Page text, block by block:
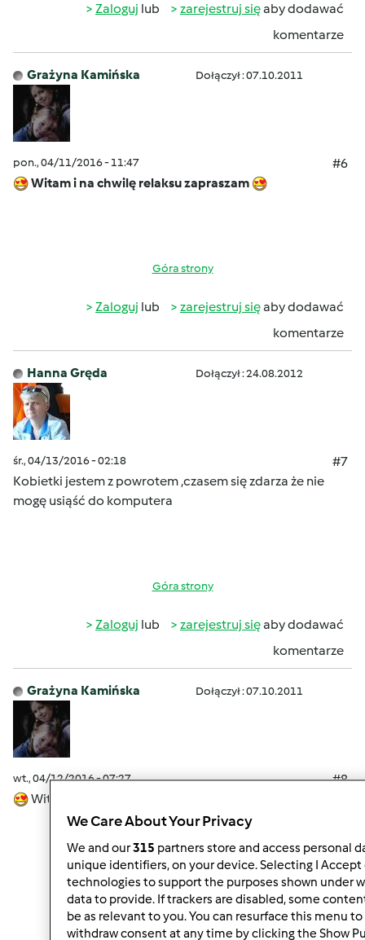
Zaloguj lub zarejestruj sięaby dodawać
komentarze
Grażyna Kamińska Dołączył : 07.10.2011
pon., 04/11/2016 - 11:47
#6
Witam i na chwilę relaksu zapraszam
Góra strony
Zaloguj lub zarejestruj sięaby dodawać
komentarze
Hanna Gręda Dołączył : 24.08.2012
śr., 04/13/2016 - 02:18
#7
Kobietki jestem z powrotem ,czasem się zdarza że nie
mogę usiąść do komputera
Góra strony
Zaloguj lub zarejestruj sięaby dodawać
komentarze
Grażyna Kamińska Dołączył : 07.10.2011
wt., 04/12/2016 - 07:27
#8
Witam serdecznie w słoneczny wtorek
Góra strony
Zalogujlub zarejestruj sięaby dodawać
We Care About Your Privacy
We and our315 partners store and access personal
unique identifiers, on your device. Selecting I
technologies to support the purposes shown under
data to provide. If trackers are disabled, some
be as relevant to you. You can resurface this menu
withdraw consent at any time by clicking the Show